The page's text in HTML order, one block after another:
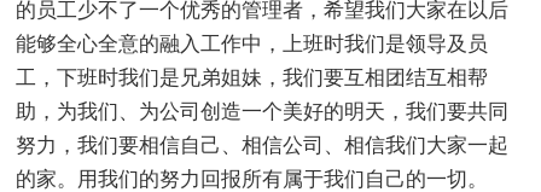
的员工少不了一个优秀的管理者，希望我们大家在以后
能够全心全意的融入工作中，上班时我们是领导及员
工，下班时我们是兄弟姐妹，我们要互相团结互相帮
助，为我们、为公司创造一个美好的明天，我们要共同
努力，我们要相信自己、相信公司、相信我们大家一起
的家。用我们的努力回报所有属于我们自己的一切。